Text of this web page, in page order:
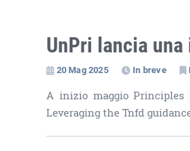
UnPri lancia
20 Mag 2025 In breve
A inizio maggio Principles
Leveraging the Tnfd